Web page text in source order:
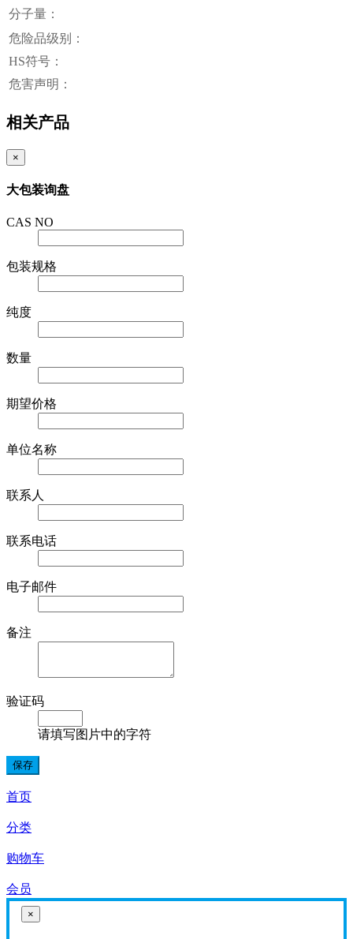
分子量：
危险品级别：
HS符号：
危害声明：
相关产品
×
大包装询盘
CAS NO
包装规格
纯度
数量
期望价格
单位名称
联系人
联系电话
电子邮件
备注
验证码
请填写图片中的字符
首页
分类
购物车
会员
×